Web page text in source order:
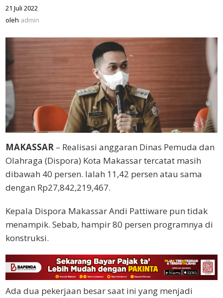
21 Juli 2022
oleh admin
MAKASSAR – Realisasi anggaran Dinas Pemuda dan
Olahraga (Dispora) Kota Makassar tercatat masih
dibawah 40 persen. Ialah 11,42 persen atau sama
dengan Rp27,842,219,467.
Kepala Dispora Makassar Andi Pattiware pun tidak
menampik. Sebab, hampir 80 persen programnya di
konstruksi.
Ada dua pekerjaan besar saat ini yang menjadi